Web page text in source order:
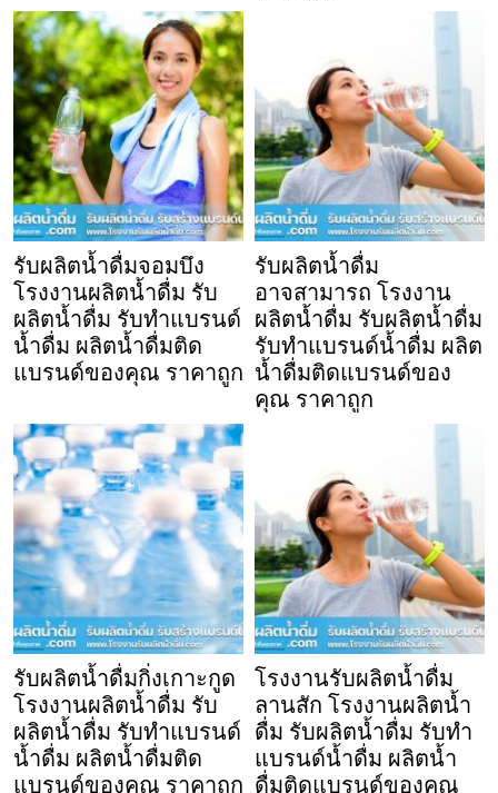
รับผลิตน้ำดื่มจอมบึง
โรงงานผลิตน้ำดื่ม รับ
ผลิตน้ำดื่ม รับทำแบรนด์
น้ำดื่ม ผลิตน้ำดื่มติด
แบรนด์ของคุณ ราคาถูก
รับผลิตน้ำดื่ม
อาจสามารถ โรงงาน
ผลิตน้ำดื่ม รับผลิตน้ำดื่ม
รับทำแบรนด์น้ำดื่ม ผลิต
น้ำดื่มติดแบรนด์ของ
คุณ ราคาถูก
รับผลิตน้ำดื่มกิ่งเกาะกูด
โรงงานผลิตน้ำดื่ม รับ
ผลิตน้ำดื่ม รับทำแบรนด์
น้ำดื่ม ผลิตน้ำดื่มติด
แบรนด์ของคุณ ราคาถูก
โรงงานรับผลิตน้ำดื่ม
ลานสัก โรงงานผลิตน้ำ
ดื่ม รับผลิตน้ำดื่ม รับทำ
แบรนด์น้ำดื่ม ผลิตน้ำ
ดื่มติดแบรนด์ของคุณ